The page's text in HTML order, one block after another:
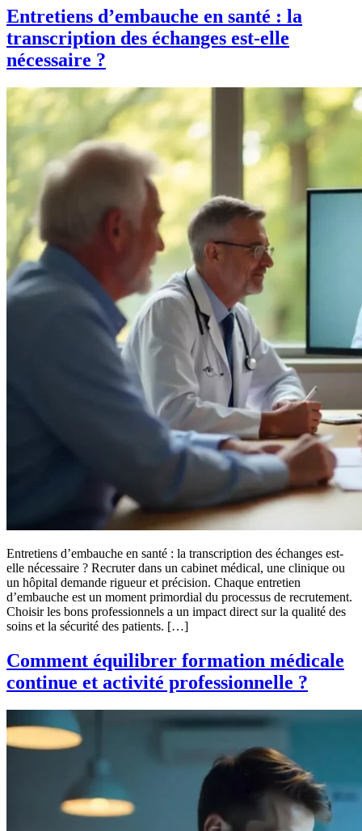
Entretiens d’embauche en santé : la
transcription des échanges est-elle
nécessaire ?
Entretiens d’embauche en santé : la transcription des échanges est-
elle nécessaire ? Recruter dans un cabinet médical, une clinique ou
un hôpital demande rigueur et précision. Chaque entretien
d’embauche est un moment primordial du processus de recrutement.
Choisir les bons professionnels a un impact direct sur la qualité des
soins et la sécurité des patients. […]
Comment équilibrer formation médicale
continue et activité professionnelle ?